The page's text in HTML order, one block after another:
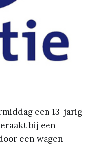
een 13-jarig
bij een
een wagen